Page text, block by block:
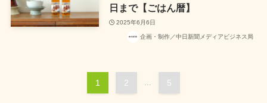
日まで【ごはん暦】
2025年6月6日
企画・制作／中日新聞メディアビジネス局
1 2 5